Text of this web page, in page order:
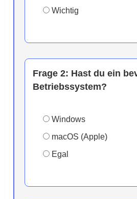
Wichtig
Frage 2: Hast du ein
Betriebssystem?
Windows
macOS (Apple)
Egal